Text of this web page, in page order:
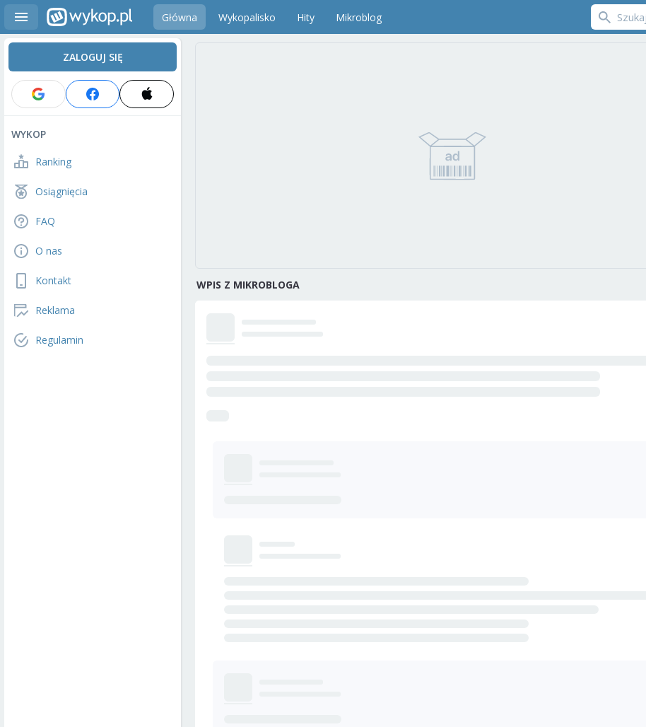
Główna Wykopalisko Hity Mikroblog
ZALOGUJ SIĘ
WYKOP
Ranking
Osiągnięcia
FAQ
O nas
Kontakt
Reklama
Regulamin
WPIS Z MIKROBLOGA